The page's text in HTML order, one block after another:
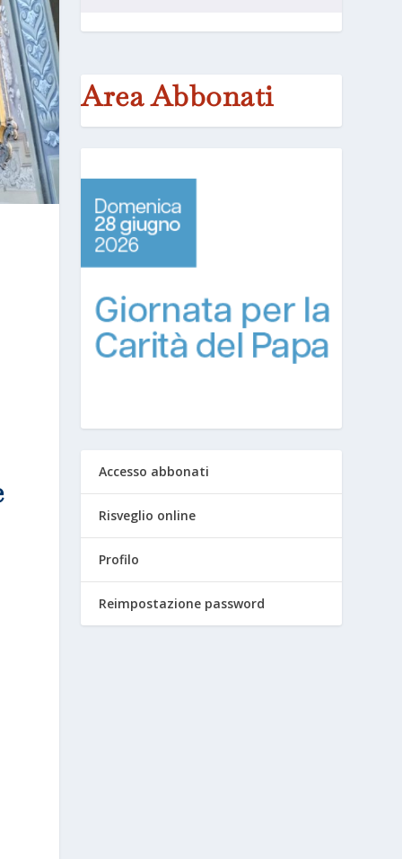
Area Abbonati
Accesso abbonati
Risveglio online
Profilo
Reimpostazione password